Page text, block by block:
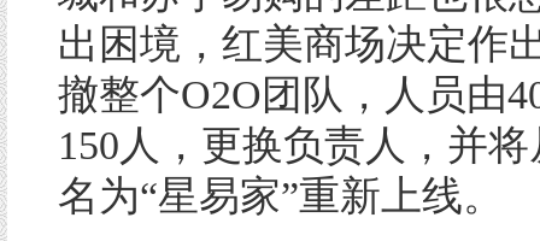
出困境，红美商场决定作
撤整个O2O团队，人员由
150人，更换负责人，并
名为“星易家”重新上线。